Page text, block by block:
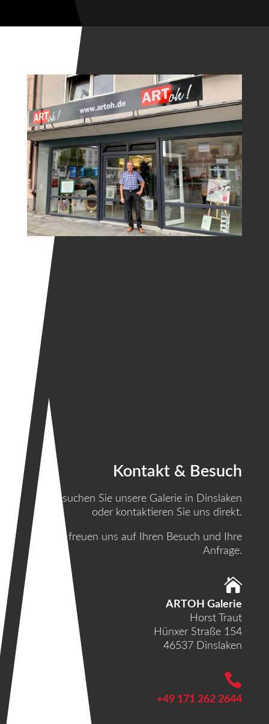
Kontakt & Besuch
Besuchen Sie unsere Galerie in Dinslaken
oder kontaktieren Sie uns direkt.
Wir freuen uns auf Ihren Besuch und Ihre
Anfrage.

ARTOH Galerie
Horst Traut
Hünxer Straße 154
46537 Dinslaken

+49 171 262 2644